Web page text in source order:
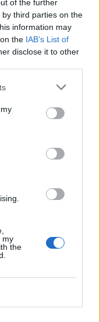
of the further
third parties on the
information may
the IAB’s List of
disclose it to other
my
the
με τη Μ.
για τη